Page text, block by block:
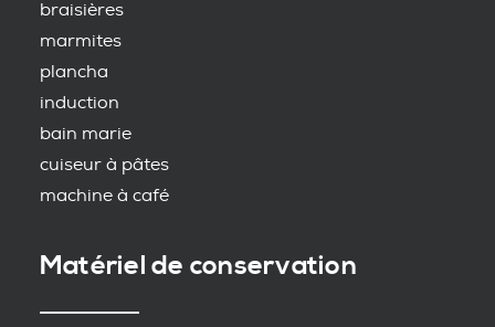
braisières
marmites
plancha
induction
bain marie
cuiseur à pâtes
machine à café
Matériel de conservation